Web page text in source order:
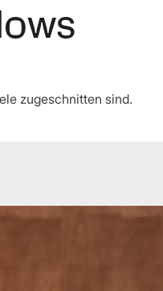
zugeschnitten sind.